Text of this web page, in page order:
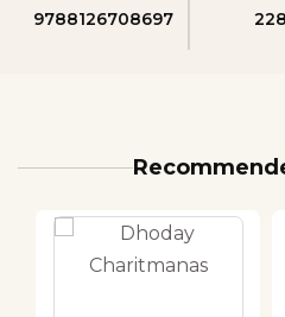
9788126708697 228